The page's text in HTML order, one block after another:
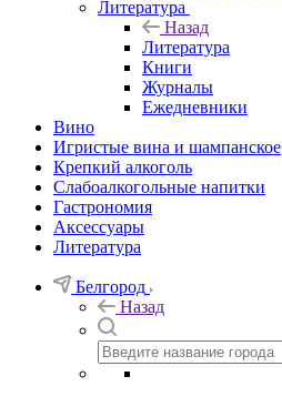
Литература
Назад
Литература
Книги
Журналы
Ежедневники
Вино
Игристые вина и шампанское
Крепкий алкоголь
Слабоалкогольные напитки
Гастрономия
Аксессуары
Литература
Белгород
Назад